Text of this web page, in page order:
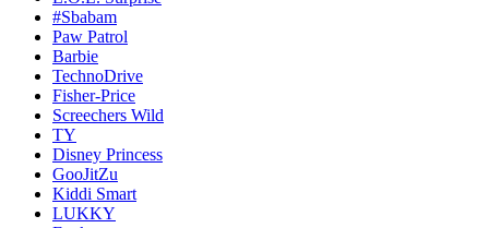
#Sbabam
Paw Patrol
Barbie
TechnoDrive
Fisher-Price
Screechers Wild
TY
Disney Princess
GooJitZu
Kiddi Smart
LUKKY